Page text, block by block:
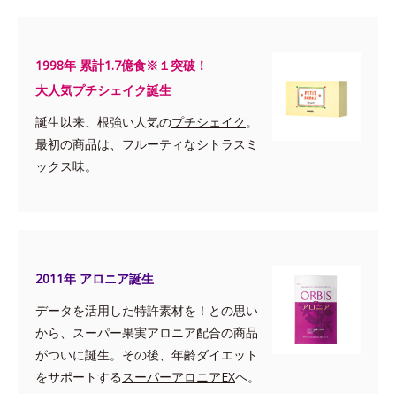
1998年 累計1.7億食※１突破！
大人気プチシェイク誕生
誕生以来、根強い人気のプチシェイク 。
最初の商品は、フルーティなシトラスミ
ックス味。
2011年 アロニア誕生
データを活用した特許素材を！との思い
から、スーパー果実アロニア配合の商品
がついに誕生。その後、年齢ダイエット
をサポートするスーパーアロニアEXヘ。